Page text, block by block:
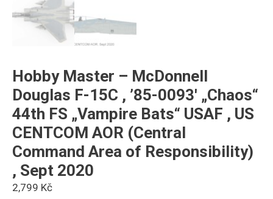
Hobby Master – McDonnell
Douglas F-15C , ’85-0093′ „Chaos“
44th FS „Vampire Bats“ USAF , US
CENTCOM AOR (Central
Command Area of Responsibility)
, Sept 2020
2,799 Kč